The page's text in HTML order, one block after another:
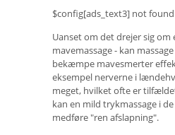
$config[ads_text3] not found
Uanset om det drejer sig om
mavemassage - kan
bekæmpe mavesmerter
eksempel nerverne i
meget, hvilket ofte er
kan en mild trykmassage i
medføre "ren afslapning".